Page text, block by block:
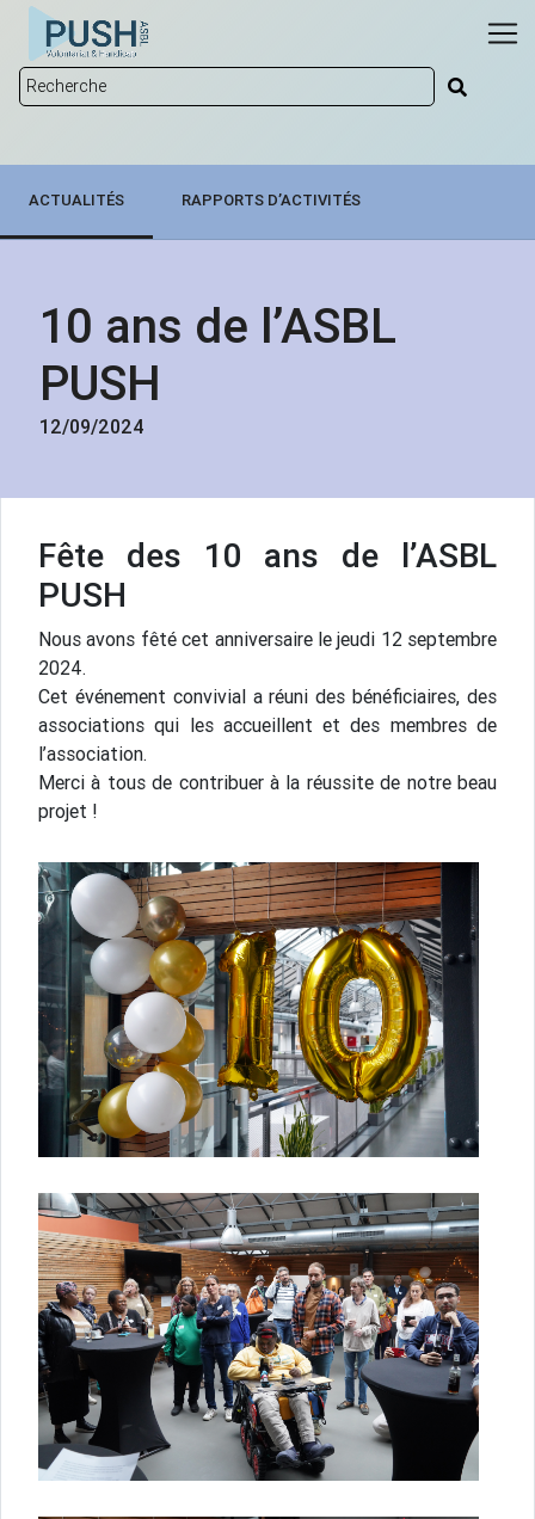
ACTUALITÉS RAPPORTS D’ACTIVITÉS
10 ans de l’ASBL
PUSH
12/09/2024
Fête des 10 ans de l’ASBL
PUSH
Nous avons fêté cet anniversaire le jeudi 12 septembre
2024.
Cet événement convivial a réuni des bénéficiaires, des
associations qui les accueillent et des membres de
l’association.
Merci à tous de contribuer à la réussite de notre beau
projet !